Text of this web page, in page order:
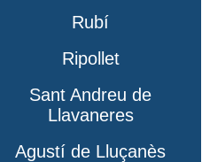
Rubí
Ripollet
Sant Andreu de
Llavaneres
Agustí de Lluçanès